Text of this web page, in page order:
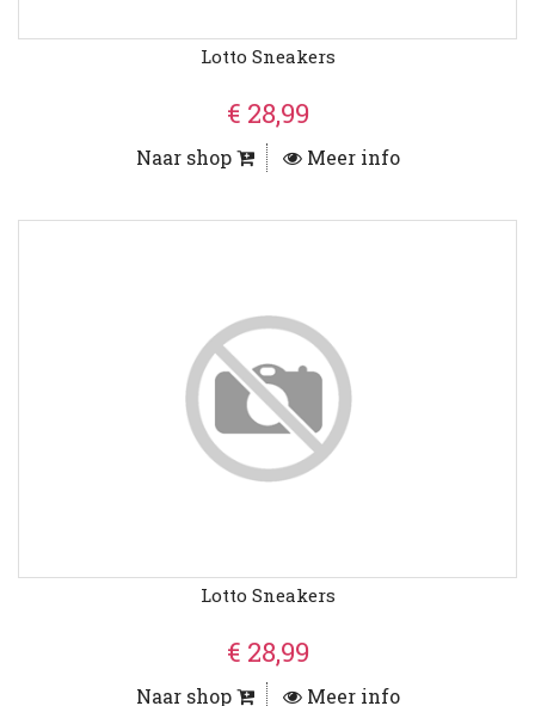
Lotto Sneakers
€ 28,99
Naar shop Meer info
Lotto Sneakers
€ 28,99
Naar shop Meer info